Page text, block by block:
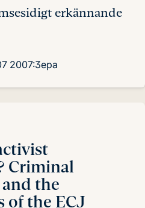
erkännande
2007:3epa
Criminal
the
of the ECJ